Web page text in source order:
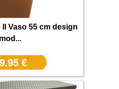
Vaso 55 cm design
mod...
€